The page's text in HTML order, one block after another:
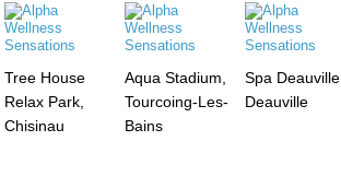
Tree House
Relax Park,
Chisinau
Aqua Stadium,
Tourcoing-Les-
Bains
Spa Deauville,
Deauville